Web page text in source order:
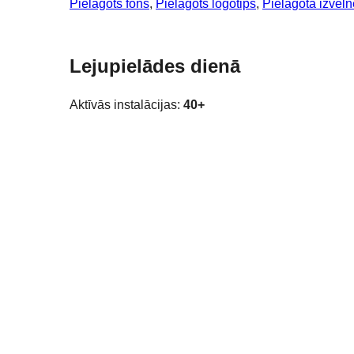
Pielāgots fons, Pielāgots logotips, Pielāgota
Lejupielādes dienā
Aktīvās instalācijas: 40+